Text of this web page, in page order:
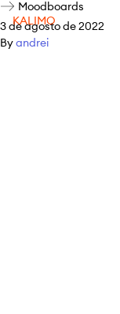
KALIMO
Moodboards
3 de agosto de 2022
Byandrei